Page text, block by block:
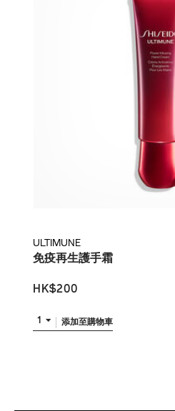
ULTIMUNE
免疫再生護手霜
HK$200
1 添加至購物車